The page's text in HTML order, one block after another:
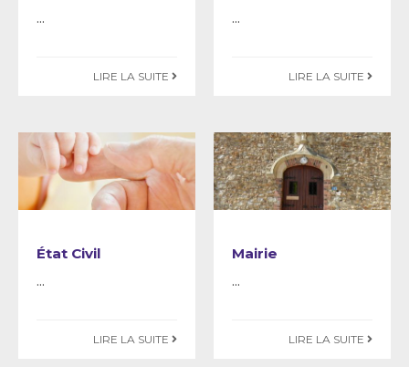
...
LIRE LA SUITE
...
LIRE LA SUITE
État Civil
...
LIRE LA SUITE
Mairie
...
LIRE LA SUITE